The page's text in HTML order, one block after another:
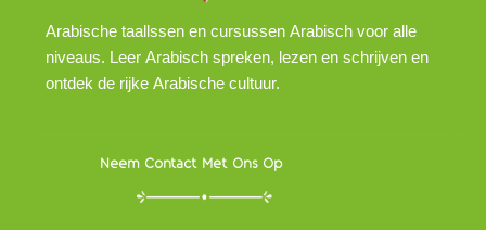
Arabische taallssen en cursussen Arabisch voor alle
niveaus. Leer Arabisch spreken, lezen en schrijven en
ontdek de rijke Arabische cultuur.
Neem Contact Met Ons Op